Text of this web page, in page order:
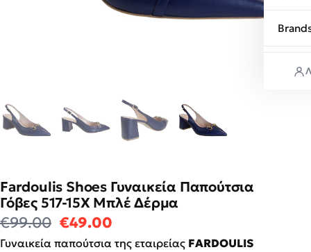
Fardoulis Shoes Γυναικεία Παπούτσια
Γόβες 517-15Χ Μπλέ Δέρμα
€99.00 Original price was: €99.00.
€49.00
Γυναικεία παπούτσια της εταιρείας FARDΟULIS